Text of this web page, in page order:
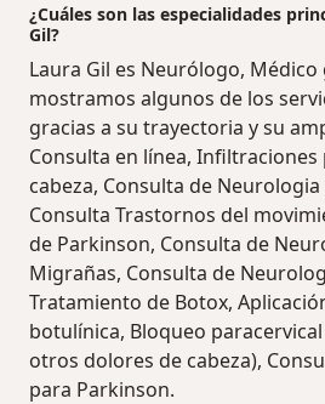
¿Cuáles son las especialidades
Gil?
Laura Gil es Neurólogo, Médico
mostramos algunos de los
gracias a su trayectoria y su
Consulta en línea,
cabeza, Consulta de
Consulta Trastornos del
de Parkinson, Consulta de
Migrañas, Consulta de
Tratamiento de Botox,
botulínica, Bloqueo
otros dolores de cabeza),
para Parkinson.